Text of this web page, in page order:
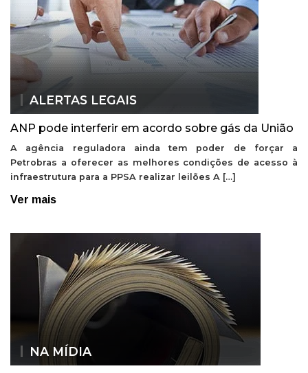
ALERTAS LEGAIS
ANP pode interferir em acordo sobre gás da União
A agência reguladora ainda tem poder de forçar a
Petrobras a oferecer as melhores condições de acesso à
infraestrutura para a PPSA realizar leilões A […]
Ver mais
NA MÍDIA